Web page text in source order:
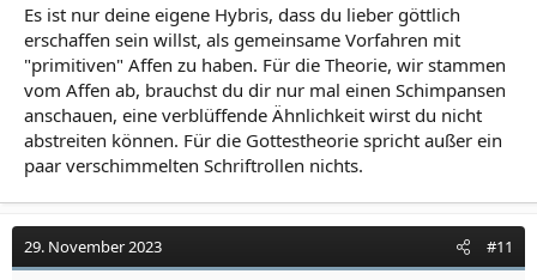
Es ist nur deine eigene Hybris, dass du lieber göttlich
erschaffen sein willst, als gemeinsame Vorfahren mit
"primitiven" Affen zu haben. Für die Theorie, wir stammen
vom Affen ab, brauchst du dir nur mal einen Schimpansen
anschauen, eine verblüffende Ähnlichkeit wirst du nicht
abstreiten können. Für die Gottestheorie spricht außer ein
paar verschimmelten Schriftrollen nichts.
29. November 2023 #11